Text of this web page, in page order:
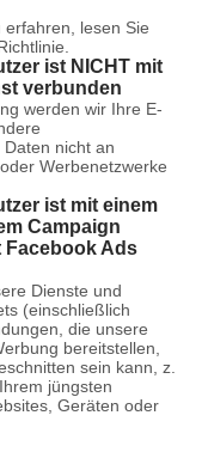
lesen Sie
ist NICHT mit
verbunden
werden wir Ihre E-
nicht an
Werbenetzwerke
ist mit einem
Campaign
Facebook Ads
Dienste und
(einschließlich
die unsere
bereitstellen,
sein kann, z.
jüngsten
Geräten oder